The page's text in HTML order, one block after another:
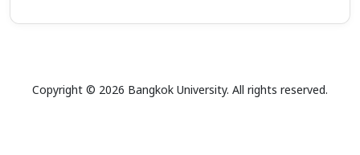
Copyright © 2026 Bangkok University. All rights reserved.